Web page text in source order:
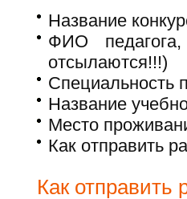
Название
ФИО
отсылаются!!!)
Специальность
Название
Место
Как отправить
Как отправить